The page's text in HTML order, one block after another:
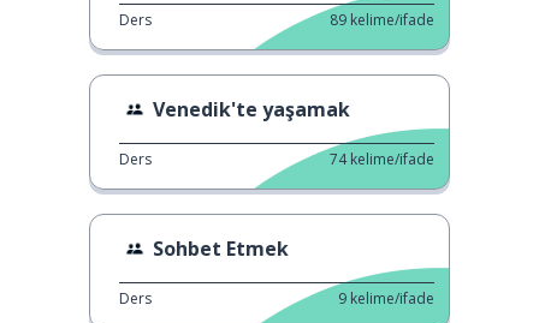
Ders 89 kelime/ifade
Venedik'te yaşamak
Ders 74 kelime/ifade
Sohbet Etmek
Ders 9 kelime/ifade